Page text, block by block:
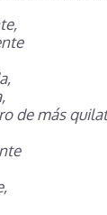
de más